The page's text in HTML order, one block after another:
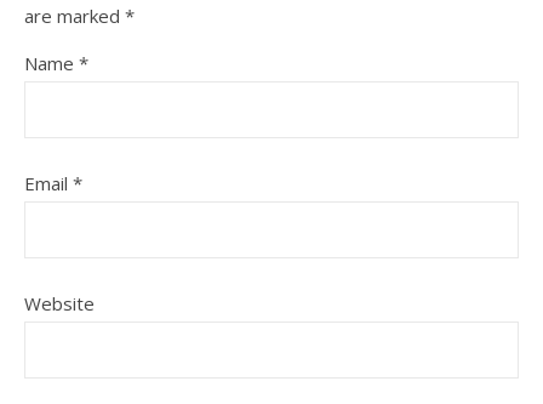
are marked *
Name *
Email *
Website